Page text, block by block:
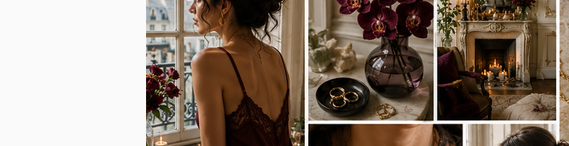
À imprimer.
À garder dans un carnet.
À glisser dans votre sac.
À afficher dans votre atelier ou votre bureau.
Comme une boussole esthétique.
Non pour vous définir.
Mais pour vous rappeler ce qui vous fait naturellement rayonner.